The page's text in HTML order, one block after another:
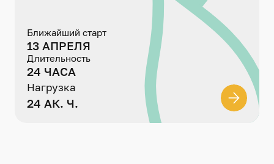
Ближайший старт
13 АПРЕЛЯ
Длительность
24 ЧАСА
Нагрузка
24 АК. Ч.